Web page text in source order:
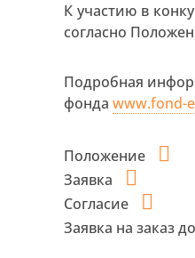
К участию в
согласно
Подробная
фонда www.fond-
Положение
Заявка
Согласие
Заявка на заказ